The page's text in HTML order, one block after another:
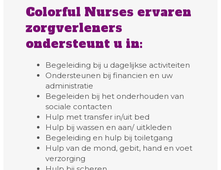
Colorful Nurses ervaren
zorgverleners
ondersteunt u in:
Begeleiding bij u dagelijkse activiteiten
Ondersteunen bij financien en uw
administratie
Begeleiden bij het onderhouden van
sociale contacten
Hulp met transfer in/uit bed
Hulp bij wassen en aan/ uitkleden
Begeleiding en hulp bij toiletgang
Hulp van de mond, gebit, hand en voet
verzorging